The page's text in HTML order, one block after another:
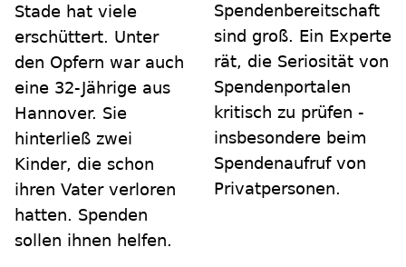
Stade hat viele
erschüttert. Unter
den Opfern war auch
eine 32-Jährige aus
Hannover. Sie
hinterließ zwei
Kinder, die schon
ihren Vater verloren
hatten. Spenden
sollen ihnen helfen.
Spendenbereitschaft
sind groß. Ein Experte
rät, die Seriosität von
Spendenportalen
kritisch zu prüfen -
insbesondere beim
Spendenaufruf von
Privatpersonen.